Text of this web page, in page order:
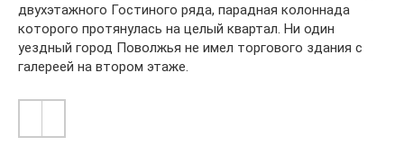
двухэтажного Гостиного ряда, парадная колоннада
которого протянулась на целый квартал. Ни один
уездный город Поволжья не имел торгового здания с
галереей на втором этаже.